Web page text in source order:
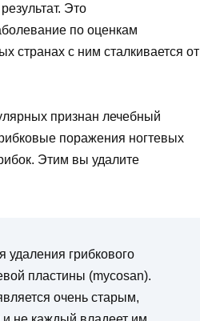
Это
по оценкам
странах с ним сталкивается от
признан лечебный
поражения ногтевых
Этим вы удалите
удаления грибкового
пластины (mycosan).
очень старым,